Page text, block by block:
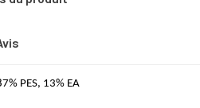
PES, 13% EA